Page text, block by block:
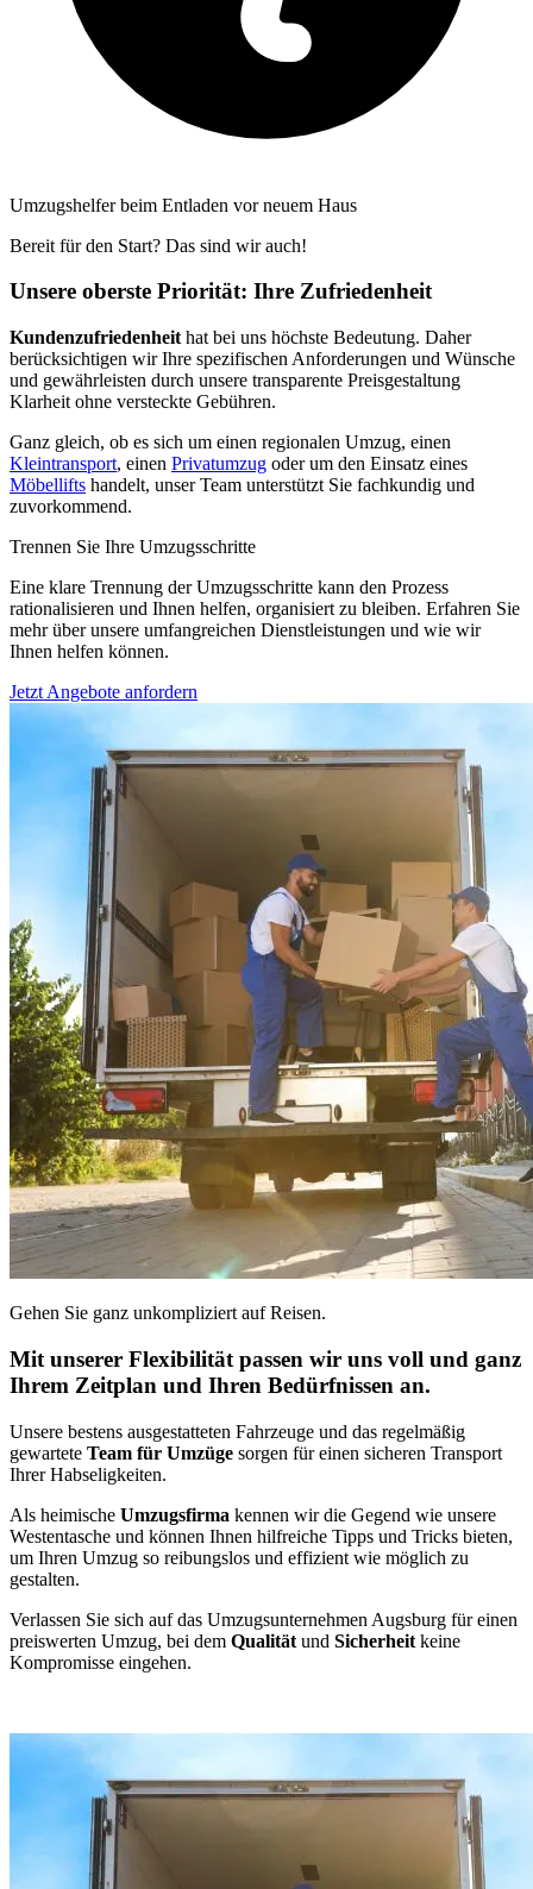
Umzugshelfer beim Entladen vor neuem Haus
Bereit für den Start? Das sind wir auch!
Unsere oberste Priorität: Ihre Zufriedenheit
Kundenzufriedenheit hat bei uns höchste Bedeutung. Daher
berücksichtigen wir Ihre spezifischen Anforderungen und Wünsche
und gewährleisten durch unsere transparente Preisgestaltung
Klarheit ohne versteckte Gebühren.
Ganz gleich, ob es sich um einen regionalen Umzug, einen
Kleintransport, einen Privatumzug oder um den Einsatz eines
Möbellifts handelt, unser Team unterstützt Sie fachkundig und
zuvorkommend.
Trennen Sie Ihre Umzugsschritte
Eine klare Trennung der Umzugsschritte kann den Prozess
rationalisieren und Ihnen helfen, organisiert zu bleiben. Erfahren Sie
mehr über unsere umfangreichen Dienstleistungen und wie wir
Ihnen helfen können.
Jetzt Angebote anfordern
Gehen Sie ganz unkompliziert auf Reisen.
Mit unserer Flexibilität passen wir uns voll und ganz
Ihrem Zeitplan und Ihren Bedürfnissen an.
Unsere bestens ausgestatteten Fahrzeuge und das regelmäßig
gewartete Team für Umzüge sorgen für einen sicheren Transport
Ihrer Habseligkeiten.
Als heimische Umzugsfirma kennen wir die Gegend wie unsere
Westentasche und können Ihnen hilfreiche Tipps und Tricks bieten,
um Ihren Umzug so reibungslos und effizient wie möglich zu
gestalten.
Verlassen Sie sich auf das Umzugsunternehmen Augsburg für einen
preiswerten Umzug, bei dem Qualität und Sicherheit keine
Kompromisse eingehen.